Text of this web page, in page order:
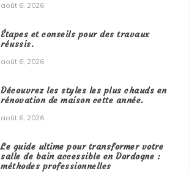
août 6, 2026
Étapes et conseils pour des travaux
réussis.
août 6, 2026
Découvrez les styles les plus chauds en
rénovation de maison cette année.
août 6, 2026
Le guide ultime pour transformer votre
salle de bain accessible en Dordogne :
méthodes professionnelles